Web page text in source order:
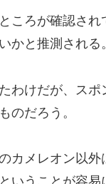
ころが確認さ
かと推測される。
わけだが、ス
のだろう。
カメレオン以外